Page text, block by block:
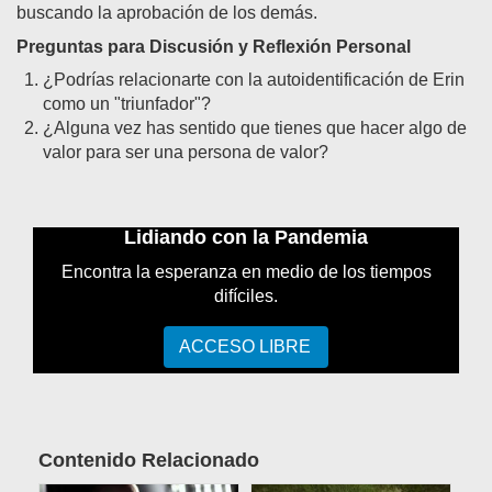
buscando la aprobación de los demás.
Preguntas para Discusión y Reflexión Personal
¿Podrías relacionarte con la autoidentificación de Erin
como un "triunfador"?
¿Alguna vez has sentido que tienes que hacer algo de
valor para ser una persona de valor?
Lidiando con la Pandemia
Encontra la esperanza en medio de los tiempos
difíciles.
ACCESO LIBRE
Contenido Relacionado